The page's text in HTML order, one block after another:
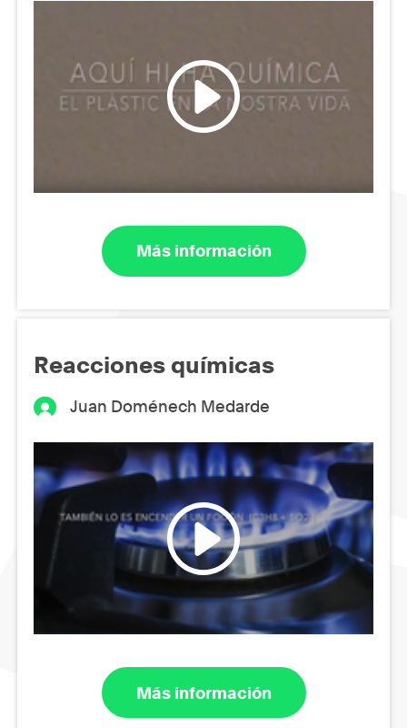
Más información
Reacciones químicas
Juan Doménech Medarde
Más información